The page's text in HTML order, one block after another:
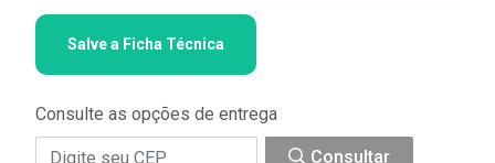
Salve a Ficha Técnica
Consulte as opções de entrega
Consultar